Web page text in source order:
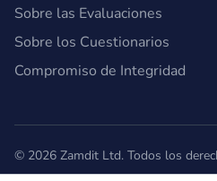
Sobre las Evaluaciones
Sobre los Cuestionarios
Compromiso de Integridad
© 2026 Zamdit Ltd. Todos los